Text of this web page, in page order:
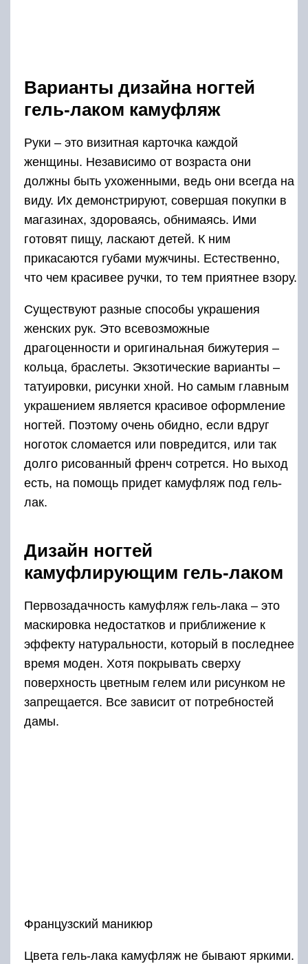
Варианты дизайна ногтей
гель-лаком камуфляж
Руки – это визитная карточка каждой
женщины. Независимо от возраста они
должны быть ухоженными, ведь они всегда на
виду. Их демонстрируют, совершая покупки в
магазинах, здороваясь, обнимаясь. Ими
готовят пищу, ласкают детей. К ним
прикасаются губами мужчины. Естественно,
что чем красивее ручки, то тем приятнее взору.
Существуют разные способы украшения
женских рук. Это всевозможные
драгоценности и оригинальная бижутерия –
кольца, браслеты. Экзотические варианты –
татуировки, рисунки хной. Но самым главным
украшением является красивое оформление
ногтей. Поэтому очень обидно, если вдруг
ноготок сломается или повредится, или так
долго рисованный френч сотрется. Но выход
есть, на помощь придет камуфляж под гель-
лак.
Дизайн ногтей
камуфлирующим гель-лаком
Первозадачность камуфляж гель-лака – это
маскировка недостатков и приближение к
эффекту натуральности, который в последнее
время моден. Хотя покрывать сверху
поверхность цветным гелем или рисунком не
запрещается. Все зависит от потребностей
дамы.
Французский маникюр
Цвета гель-лака камуфляж не бывают яркими.